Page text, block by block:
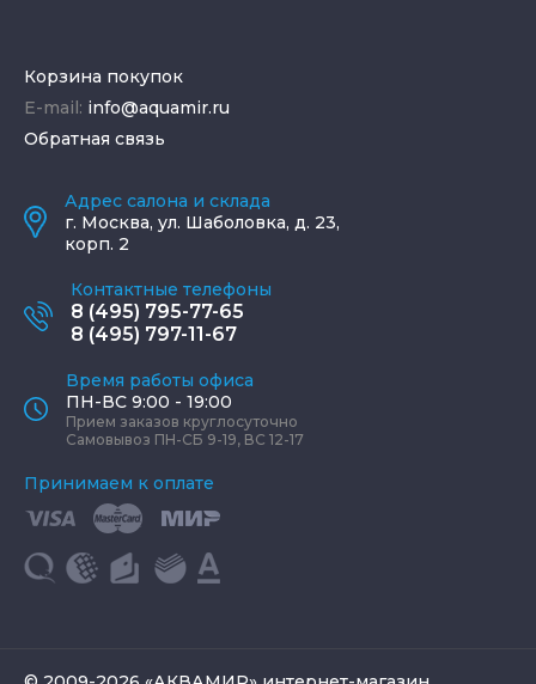
Корзина покупок
E-mail: info@aquamir.ru
Обратная связь
Адрес салона и склада
г. Москва, ул. Шаболовка, д. 23,
корп. 2
Контактные телефоны
8 (495) 795-77-65
8 (495) 797-11-67
Время работы офиса
ПН-ВС 9:00 - 19:00
Прием заказов круглосуточно
Самовывоз ПН-СБ 9-19, ВС 12-17
Принимаем к оплате